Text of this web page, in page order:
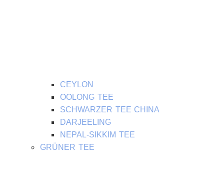
CEYLON
OOLONG TEE
SCHWARZER TEE CHINA
DARJEELING
NEPAL-SIKKIM TEE
GRÜNER TEE